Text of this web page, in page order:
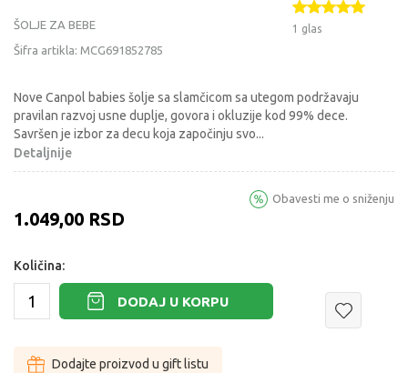
ŠOLJE ZA BEBE
Šifra artikla: MCG691852785
1 glas
Nove Canpol babies šolje sa slamčicom sa utegom podržavaju
pravilan razvoj usne duplje, govora i okluzije kod 99% dece.
Savršen je izbor za decu koja započinju svo...
Detaljnije
1.049,00 RSD
Obavesti me o sniženju
Količina:
DODAJ U KORPU
Dodajte proizvod u gift listu